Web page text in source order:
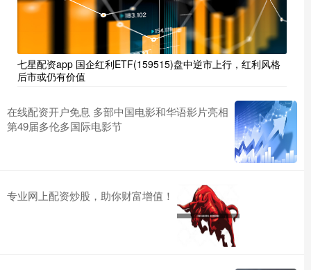
七星配资app 国企红利ETF(159515)盘中逆市上行，红利风格
后市或仍有价值
在线配资开户免息 多部中国电影和华语影片亮相
第49届多伦多国际电影节
专业网上配资炒股，助你财富增值！